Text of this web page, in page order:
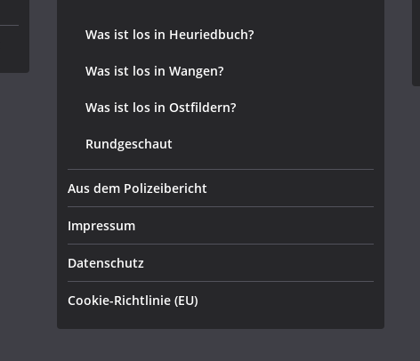
Was ist los in Heuriedbuch?
Was ist los in Wangen?
Was ist los in Ostfildern?
Rundgeschaut
Aus dem Polizeibericht
Impressum
Datenschutz
Cookie-Richtlinie (EU)